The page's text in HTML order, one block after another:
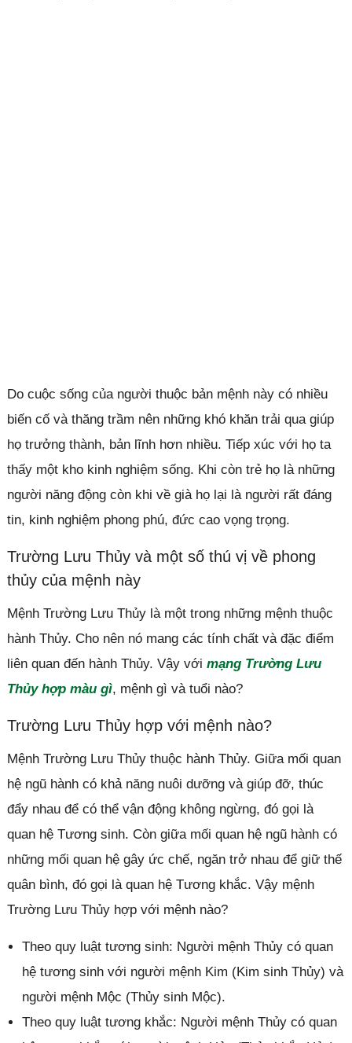
Do cuộc sống của người thuộc bản mệnh này có nhiều
biến cố và thăng trầm nên những khó khăn trải qua giúp
họ trưởng thành, bản lĩnh hơn nhiều. Tiếp xúc với họ ta
thấy một kho kinh nghiệm sống. Khi còn trẻ họ là những
người năng động còn khi về già họ lại là người rất đáng
tin, kinh nghiệm phong phú, đức cao vọng trọng.
Trường Lưu Thủy và một số thú vị về phong
thủy của mệnh này
Mệnh Trường Lưu Thủy là một trong những mệnh thuộc
hành Thủy. Cho nên nó mang các tính chất và đặc điểm
liên quan đến hành Thủy. Vậy với mạng Trường Lưu
Thủy hợp màu gì, mệnh gì và tuổi nào?
Trường Lưu Thủy hợp với mệnh nào?
Mệnh Trường Lưu Thủy thuộc hành Thủy. Giữa mối quan
hệ ngũ hành có khả năng nuôi dưỡng và giúp đỡ, thúc
đẩy nhau để có thể vận động không ngừng, đó gọi là
quan hệ Tương sinh. Còn giữa mối quan hệ ngũ hành có
những mối quan hệ gây ức chế, ngăn trở nhau để giữ thế
quân bình, đó gọi là quan hệ Tương khắc. Vậy mệnh
Trường Lưu Thủy hợp với mệnh nào?
Theo quy luật tương sinh: Người mệnh Thủy có quan
hệ tương sinh với người mệnh Kim (Kim sinh Thủy) và
người mệnh Mộc (Thủy sinh Mộc).
Theo quy luật tương khắc: Người mệnh Thủy có quan